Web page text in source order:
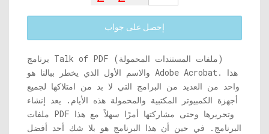
إحصل على جواب
برنامج Talk of PDF (ملفات المستندات المحمولة)
والاسم الأول الذي يخطر ببالنا هو Adobe Acrobat. هذا
واحد من العديد من البرامج التي لا بد من امتلاكها لجميع
أجهزة الكمبيوتر المكتبية والمحمولة هذه الأيام. يعد إنشاء
ملفات PDF وتحريرها وحتى مشاركتها أمرًا سهلاً مع هذا
البرنامج. في حين أن هذا البرنامج هو بلا شك أحد أفضل